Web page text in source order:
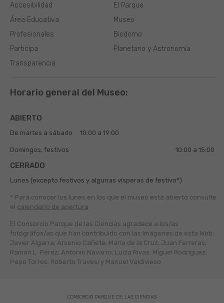
El Parque
Museo
Biodomo
Planetario y Astronomía
Área Educativa
Profesionales
Participa
Transparencia
Accesibilidad
Horario general del Museo:
ABIERTO
De martes a sábado 10:00 a 19:00
Domingos, festivos 10:00 a 15:00
CERRADO
Lunes (excepto festivos y algunas vísperas de festivo*)
* Para conocer los lunes en los que el museo está abierto consulte
el calendario de apertura
El Consorcio Parque de las Ciencias agradece a los/as
fotógráfos/as que han contribuido con las imágenes de esta Web:
Javier Algarra; Arsenio Cañete; María de la Cruz; Juan Ferreras;
Ramón L. Pérez; Antonio Navarro; Lucía Rivas; Miguel Rodríguez;
Pepe Torres; Roberto Travesí y Manuel Valdivieso.
CONSORCIO PARQUE DE LAS CIENCIAS